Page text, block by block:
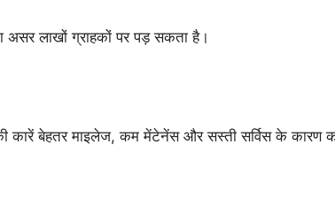
असर लाखों ग्राहकों पर पड़ सकता है।
कारें बेहतर माइलेज, कम मेंटेनेंस और सस्ती सर्विस के कारण